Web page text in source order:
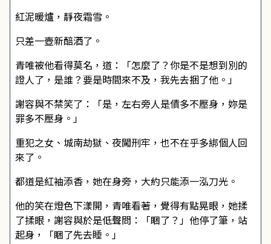
紅泥暖爐，靜夜霜雪。
只差一壺新醅酒了。
青唯被他看得莫名，道：「怎麼了？你是不是想到別的
證人了，是誰？要是時間來不及，我先去捆了他。」
謝容與不禁笑了：「是，左右旁人是債多不壓身，妳是
罪多不壓身。」
重犯之女、城南劫獄、夜闖刑牢，也不在乎多綁個人回
來了。
都道是紅袖添香，她在身旁，大約只能添一泓刀光。
他的笑在燈色下漾開，青唯看著，覺得有點晃眼，她揉
了揉眼，謝容與於是低聲問：「睏了？」他停了筆，站
起身，「睏了先去睡。」